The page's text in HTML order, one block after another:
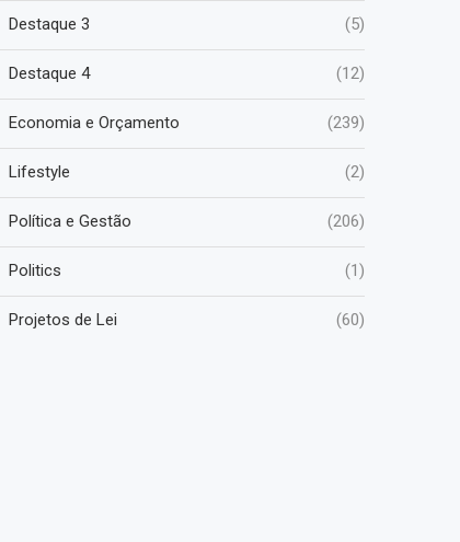
Destaque 3 (5)
Destaque 4 (12)
Economia e Orçamento (239)
Lifestyle (2)
Política e Gestão (206)
Politics (1)
Projetos de Lei (60)